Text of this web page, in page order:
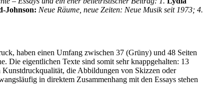
Johnson: Neue Räume, neue Zeiten: Neue Musik seit 1973; 4.
haben einen Umfang zwischen 37 (Grüny) und 48 Seiten
Die eigentlichen Texte sind somit sehr knappgehalten: 13
die Abbildungen von Skizzen oder
in direktem Zusammenhang mit den Essays stehen